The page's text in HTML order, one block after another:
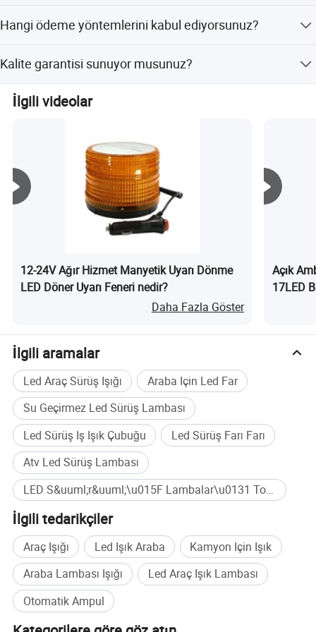
Hangi ödeme yöntemlerini kabul ediyorsunuz?
ve Escrow gibi ödeme yöntemlerini kabul ediyoruz.
Kalite garantisi sunuyor musunuz?
Evet, sevkiyattan önce kaliteyi sağlamak için, üretim
öncesi bir örnek kontrolü ve son bir inceleme yapıyoruz.
İlgili videolar
12-24V Ağır Hizmet Manyetik Uyarı Dönme
LED Döner Uyarı Feneri nedir?
Daha Fazla Göster
Açık
17LED
İlgili aramalar
Led Araç Sürüş Işığı
Araba Için Led Far
Su Geçirmez Led Sürüş Lambası
Led Sürüş Iş Işık Çubuğu
Led Sürüş Farı Farı
Atv Led Sürüş Lambası
LED S&uuml;r&uuml;\u015F Lambalar\u0131 Toplu satın alma
İlgili tedarikçiler
Araç Işığı Led Işık Araba
Kamyon Için Işık
Araba Lambası Işığı
Led Araç Işık Lambası
Otomatik Ampul